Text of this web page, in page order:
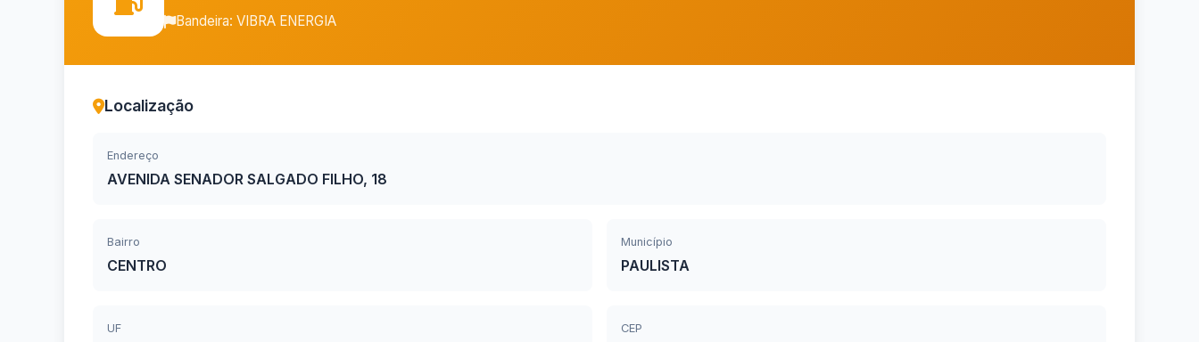
Bandeira: VIBRA ENERGIA
Localização
Endereço
AVENIDA SENADOR SALGADO FILHO, 18
Bairro
CENTRO
Município
PAULISTA
UF CEP